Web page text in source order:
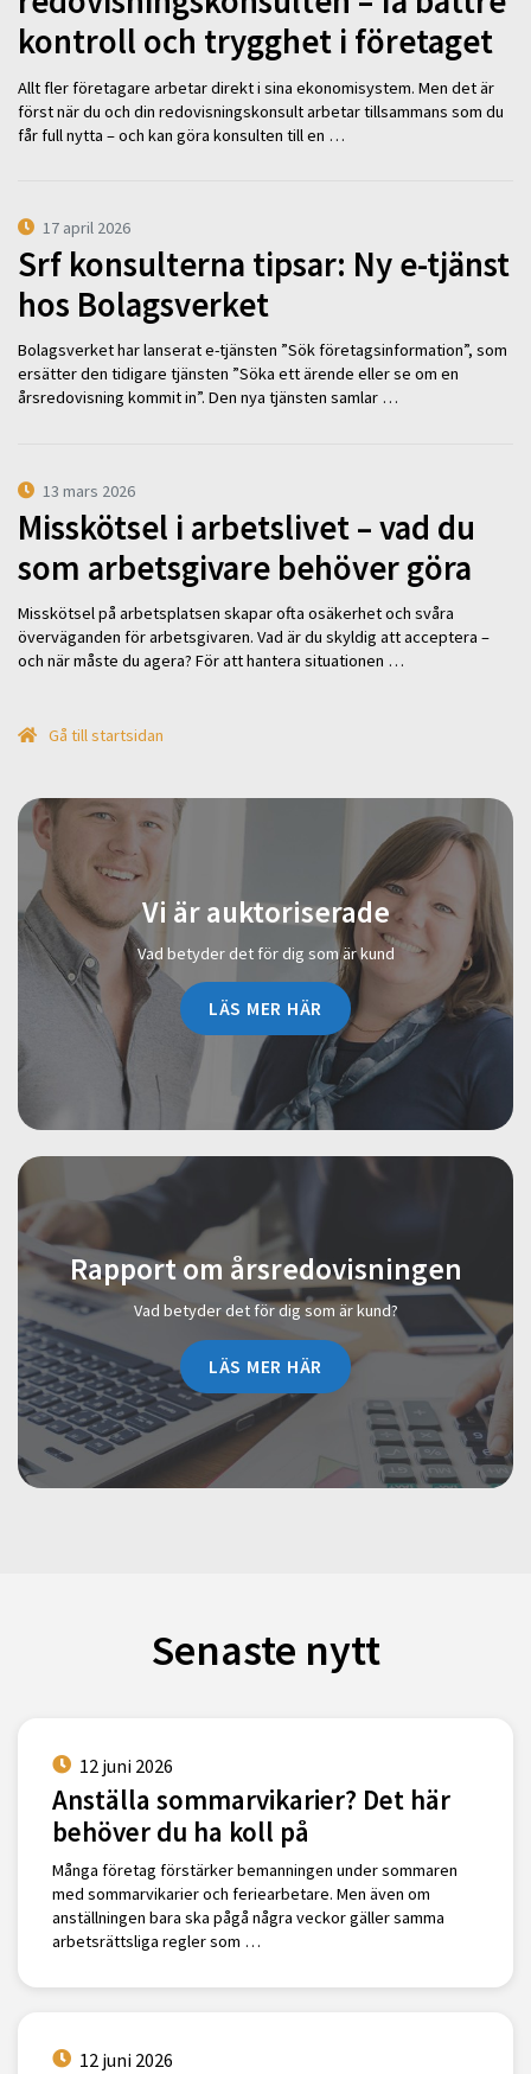
kontroll och trygghet i företaget
Allt fler företagare arbetar direkt i sina ekonomisystem. Men det är
först när du och din redovisningskonsult arbetar tillsammans som du
får full nytta – och kan göra konsulten till en …
17 april 2026
Srf konsulterna tipsar: Ny e-tjänst
hos Bolagsverket
Bolagsverket har lanserat e-tjänsten ”Sök företagsinformation”, som
ersätter den tidigare tjänsten ”Söka ett ärende eller se om en
årsredovisning kommit in”. Den nya tjänsten samlar …
13 mars 2026
Misskötsel i arbetslivet – vad du
som arbetsgivare behöver göra
Misskötsel på arbetsplatsen skapar ofta osäkerhet och svåra
överväganden för arbetsgivaren. Vad är du skyldig att acceptera –
och när måste du agera? För att hantera situationen …
Gå till startsidan
Vi är auktoriserade
Vad betyder det för dig som är kund
LÄS MER HÄR
Rapport om årsredovisningen
Vad betyder det för dig som är kund?
LÄS MER HÄR
Senaste nytt
12 juni 2026
Anställa sommarvikarier? Det här
behöver du ha koll på
Många företag förstärker bemanningen under sommaren
med sommarvikarier och feriearbetare. Men även om
anställningen bara ska pågå några veckor gäller samma
arbetsrättsliga regler som …
12 juni 2026